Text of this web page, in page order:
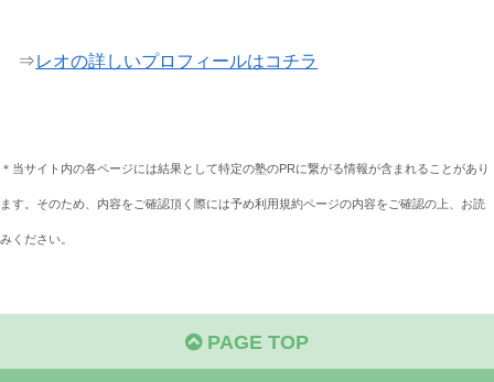
⇒レオの詳しいプロフィールはコチラ
＊当サイト内の各ページには結果として特定の塾のPRに繋がる情報が含まれることがあり
ます。そのため、内容をご確認頂く際には予め利用規約ページの内容をご確認の上、お読
みください。
PAGE TOP